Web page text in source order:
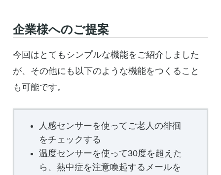
企業様へのご提案
今回はとてもシンプルな機能をご紹介しました
が、その他にも以下のような機能をつくること
も可能です。
人感センサーを使ってご老人の徘徊
をチェックする
温度センサーを使って30度を超えた
ら、熱中症を注意喚起するメールを